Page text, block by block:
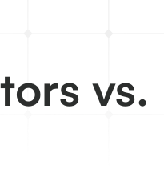
vs.